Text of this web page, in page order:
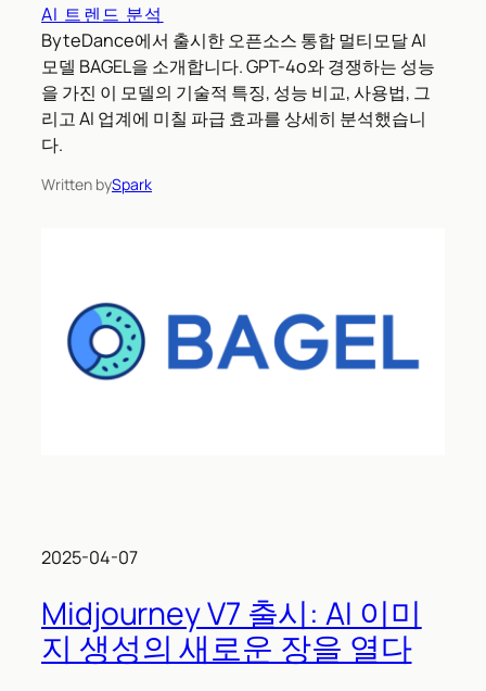
AI 트렌드 분석
ByteDance에서 출시한 오픈소스 통합 멀티모달 AI
모델 BAGEL을 소개합니다. GPT-4o와 경쟁하는 성능
을 가진 이 모델의 기술적 특징, 성능 비교, 사용법, 그
리고 AI 업계에 미칠 파급 효과를 상세히 분석했습니
다.
Written bySpark
2025-04-07
Midjourney V7 출시: AI 이미
지 생성의 새로운 장을 열다